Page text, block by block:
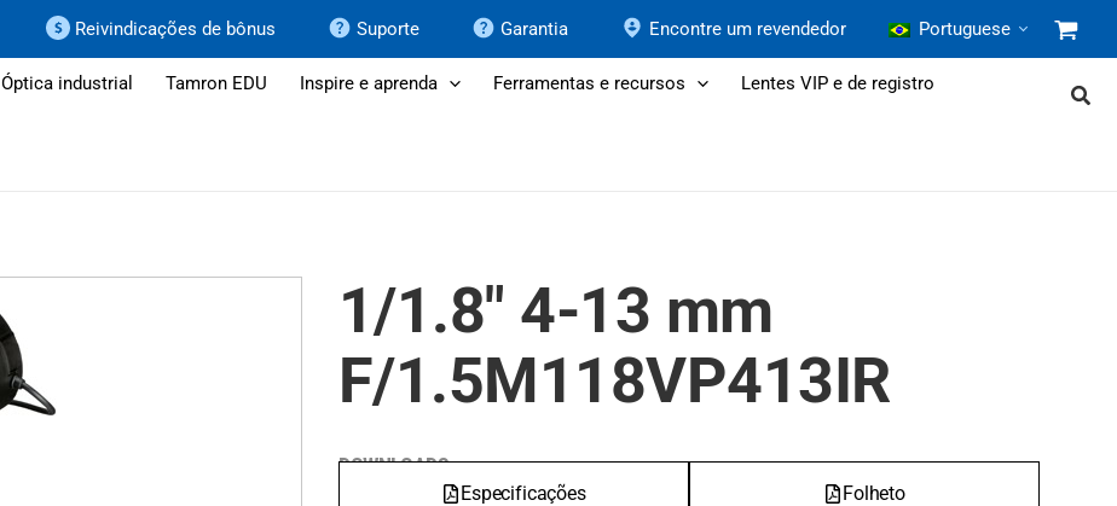
Reivindicações de bônus Suporte Garantia Encontre um revendedor Portuguese
Óptica industrial Tamron EDU Inspire e aprenda Ferramentas e recursos
Lentes VIP e de registro
1/1.8" 4-13 mm
F/1.5M118VP413IR
DOWNLOADS
Especificações Folheto